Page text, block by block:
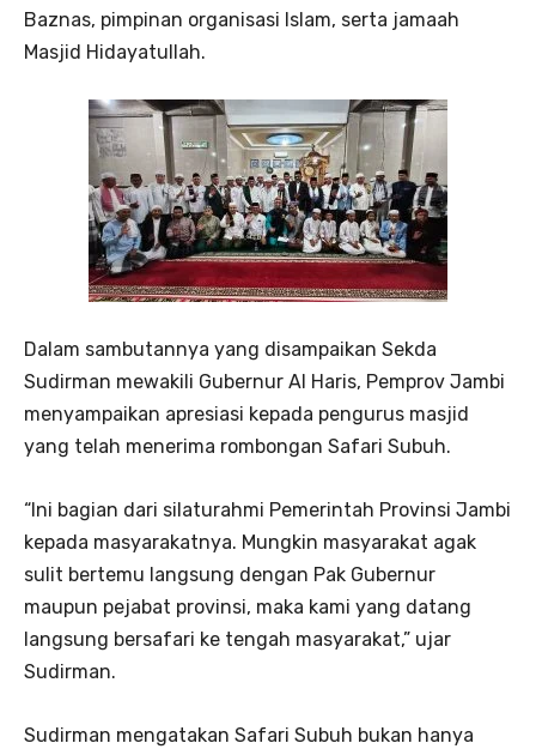
Baznas, pimpinan organisasi Islam, serta jamaah
Masjid Hidayatullah.
Dalam sambutannya yang disampaikan Sekda
Sudirman mewakili Gubernur Al Haris, Pemprov Jambi
menyampaikan apresiasi kepada pengurus masjid
yang telah menerima rombongan Safari Subuh.
“Ini bagian dari silaturahmi Pemerintah Provinsi Jambi
kepada masyarakatnya. Mungkin masyarakat agak
sulit bertemu langsung dengan Pak Gubernur
maupun pejabat provinsi, maka kami yang datang
langsung bersafari ke tengah masyarakat,” ujar
Sudirman.
Sudirman mengatakan Safari Subuh bukan hanya